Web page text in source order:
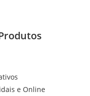
e Online